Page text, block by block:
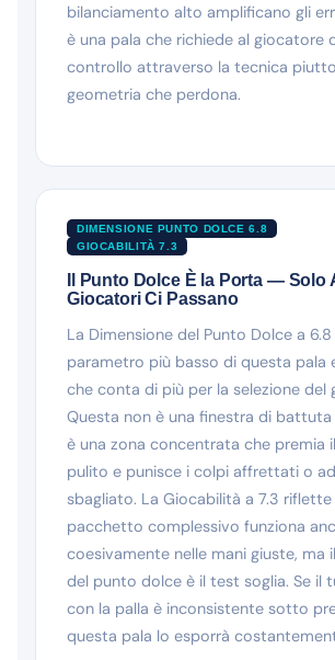
bilanciamento alto amplificano gli
è una pala che richiede al giocatore
controllo attraverso la tecnica
geometria che perdona.
DIMENSIONE PUNTO DOLCE 6.8
GIOCABILITÀ 7.3
Il Punto Dolce È la Porta — Solo
Giocatori Ci Passano
La Dimensione del Punto Dolce a 6.8
parametro più basso di questa pala
che conta di più per la selezione del
Questa non è una finestra di
è una zona concentrata che premia
pulito e punisce i colpi affrettati o
sbagliato. La Giocabilità a 7.3 riflette
pacchetto complessivo funziona
coesivamente nelle mani giuste, ma
del punto dolce è il test soglia. Se il
con la palla è inconsistente sotto
questa pala lo esporrà